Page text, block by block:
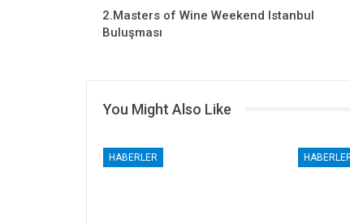
2.Masters of Wine Weekend Istanbul
Buluşması
You Might Also Like
HABERLER